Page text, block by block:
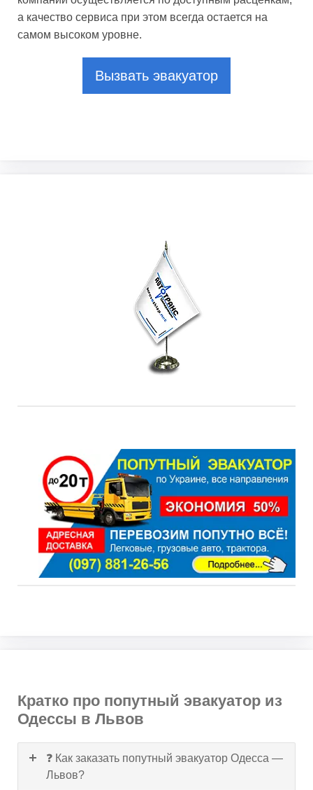
а качество сервиса при этом всегда остается на
самом высоком уровне.
Вызвать эвакуатор
Кратко про попутный эвакуатор из
Одессы в Львов
❓ Как заказать попутный эвакуатор Одесса —
Львов?